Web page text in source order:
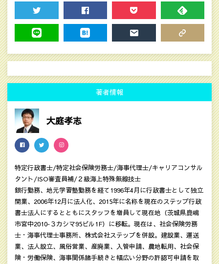
TWEET SHARE POCKET FEEDLY
著者情報
大庭孝志
特定行政書士/特定社会保険労務士/海事代理士/キャリアコンサル
タント/ISO審査員補/２級海上特殊無線技士
銀行勤務、地元学習塾勤務を経て1996年4月に行政書士として独立
開業、2006年12月に法人化、2015年に名称を現在のステップ行政
書士法人にするとともにスタッフを増員して現在地（茨城県鹿嶋
市宮中2010‐３カシマ95ビル1F）に移転。現在は、社会保険労務
士・海事代理士事務所、株式会社ステップを併設。建設業、運送
業、法人設立、風俗営業、産廃業、入管申請、農地転用、社会保
険・労働保険、海事関係諸手続きと幅広い分野の許認可申請を取